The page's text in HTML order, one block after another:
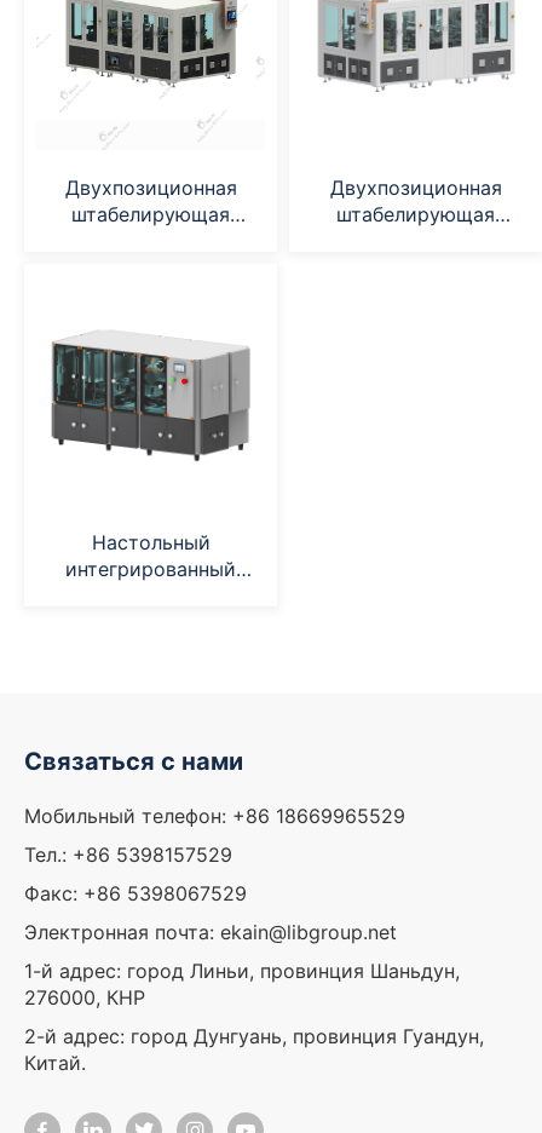
Двухпозиционная
штабелирующая
Двухпозиционная
штабелирующая
Настольный
интегрированный
Связаться с нами
Мобильный телефон: +86 18669965529
Тел.: +86 5398157529
Факс: +86 5398067529
Электронная почта: ekain@libgroup.net
1-й адрес: город Линьи, провинция Шаньдун,
276000, КНР
2-й адрес: город Дунгуань, провинция Гуандун,
Китай.